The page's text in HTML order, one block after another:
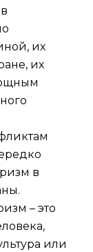
их
их
в
– это
или